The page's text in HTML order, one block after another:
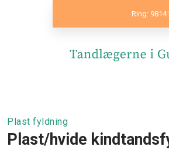
Ring:
Plast fyldning
Plast/hvide